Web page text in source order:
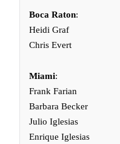
Boca Raton:
Heidi Graf
Chris Evert
Miami:
Frank Farian
Barbara Becker
Julio Iglesias
Enrique Iglesias